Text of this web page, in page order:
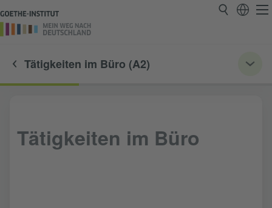
Tätigkeiten im Büro (A2)
Tätigkeiten im Büro